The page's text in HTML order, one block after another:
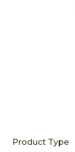
Product Type